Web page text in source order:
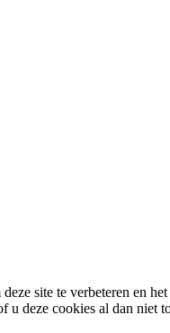
site te verbeteren en
deze cookies al dan niet